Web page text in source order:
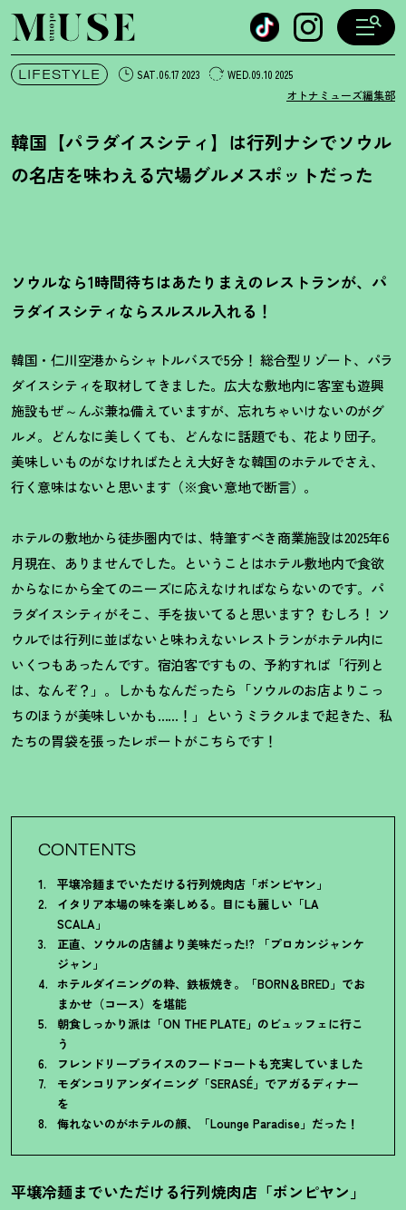
オトナミューズ ウェブ
LIFESTYLE SAT.06.17 2023 WED.09.10 2025
オトナミューズ編集部
韓国【パラダイスシティ】は行列ナシでソウル
の名店を味わえる穴場グルメスポットだった
ソウルなら1時間待ちはあたりまえのレストランが、パ
ラダイスシティならスルスル入れる ！
韓国・仁川空港からシャトルバスで5分！ 総合型リゾート、パラ
ダイスシティを取材してきました。広大な敷地内に客室も遊興
施設もぜ～んぶ兼ね備えていますが、忘れちゃいけないのがグ
ルメ。どんなに美しくても、どんなに話題でも、花より団子。
美味しいものがなければたとえ大好きな韓国のホテルでさえ、
行く意味はないと思います（※食い意地で断言）。
ホテルの敷地から徒歩圏内では、特筆すべき商業施設は2025年6
月現在、ありませんでした。ということはホテル敷地内で食欲
からなにから全てのニーズに応えなければならないのです。パ
ラダイスシティがそこ、手を抜いてると思います？ むしろ ！ ソ
ウルでは行列に並ばないと味わえないレストランがホテル内に
いくつもあったんです。宿泊客ですもの、予約すれば「行列と
は、なんぞ？ 」。しかもなんだったら「ソウルのお店よりこっ
ちのほうが美味しいかも…… ！ 」というミラクルまで起きた、私
たちの胃袋を張ったレポートがこちらです ！
CONTENTS
平壌冷麺までいただける行列焼肉店「ボンピヤン」
イタリア本場の味を楽しめる。目にも麗しい「LA
SCALA」
正直、ソウルの店舗より美味だった!? 「プロカンジャンケ
ジャン」
ホテルダイニングの粋、鉄板焼き。「BORN＆BRED」でお
まかせ（コース）を堪能
朝食しっかり派は「ON THE PLATE」のビュッフェに行こ
う
フレンドリープライスのフードコートも充実していました
モダンコリアンダイニング「SERASÉ」でアガるディナー
を
侮れないのがホテルの顔、「Lounge Paradise」だった ！
平壌冷麺までいただける行列焼肉店「ボンピヤン」